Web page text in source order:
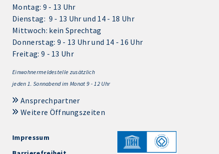
Montag: 9 - 13 Uhr
Dienstag: 9 - 13 Uhr und 14 - 18 Uhr
Mittwoch: kein Sprechtag
Donnerstag: 9 - 13 Uhr und 14 - 16 Uhr
Freitag: 9 - 13 Uhr
Einwohnermeldestelle zusätzlich
jeden 1. Sonnabend im Monat 9 - 12 Uhr
Ansprechpartner
Weitere Öffnungszeiten
Impressum